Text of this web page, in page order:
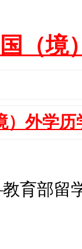
国（境
）外学
部留